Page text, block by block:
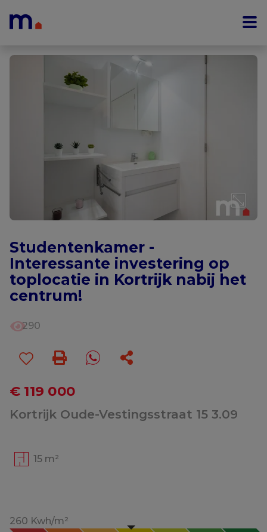
Studentenkamer -
Interessante investering op
toplocatie in Kortrijk nabij het
centrum!
290
€ 119 000
Kortrijk Oude-Vestingsstraat 15 3.09
15 m²
260 Kwh/m²